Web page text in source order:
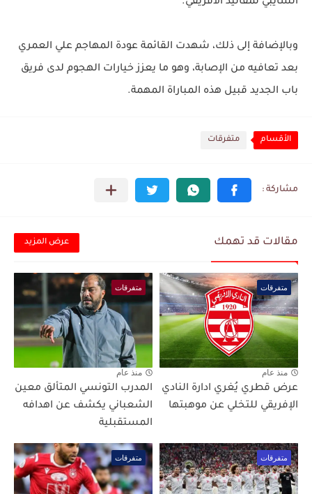
وبالإضافة إلى ذلك، شهدت القائمة عودة المهاجم علي العمري
بعد تعافيه من الإصابة، وهو ما يعزز خيارات الهجوم لدى فريق
باب الجديد قبيل هذه المباراة المهمة.
الأقسام متفرقات
مقالات قد تهمك عرض المزيد
متفرقات
منذ عام
عرض قطري يُغري ادارة النادي
الإفريقي للتخلي عن موهبتها
متفرقات
منذ عام
المدرب التونسي المتألق معين
الشعباني يكشف عن اهدافه
المستقبلية
متفرقات متفرقات